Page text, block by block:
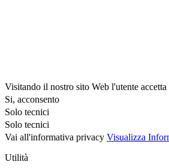
Visitando il nostro sito Web l'utente
Si, acconsento
Solo tecnici
Solo tecnici
Vai all'informativa privacy Visualizza
Utilità